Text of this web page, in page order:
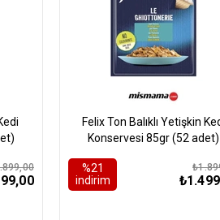
Felix Ton Balıklı Yetişkin
Konservesi 85gr (52 adet)
%21
i̇ndirim